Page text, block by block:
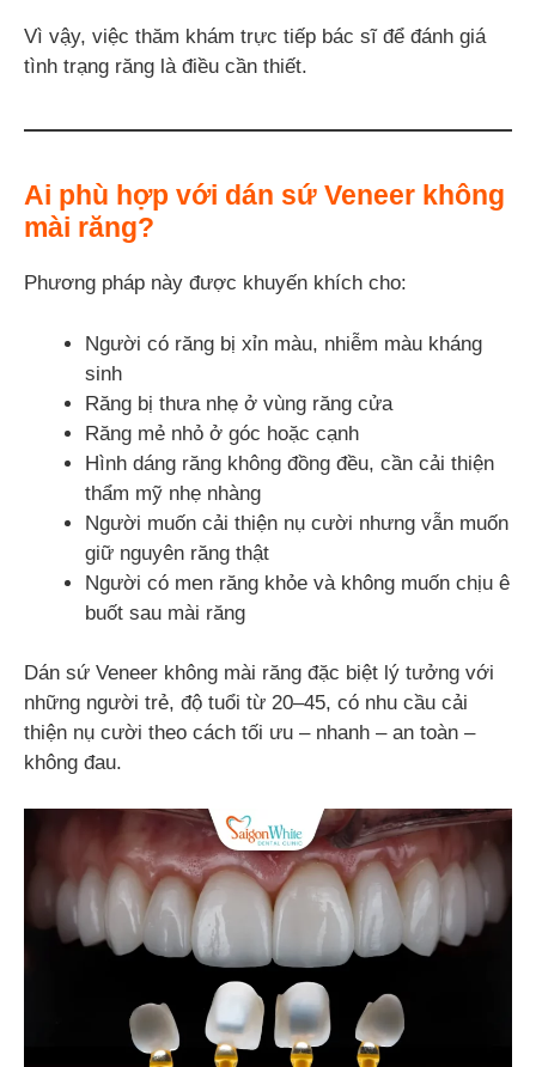
Vì vậy, việc thăm khám trực tiếp bác sĩ để đánh giá
tình trạng răng là điều cần thiết.
Ai phù hợp với dán sứ Veneer không
mài răng?
Phương pháp này được khuyến khích cho:
Người có răng bị xỉn màu, nhiễm màu kháng
sinh
Răng bị thưa nhẹ ở vùng răng cửa
Răng mẻ nhỏ ở góc hoặc cạnh
Hình dáng răng không đồng đều, cần cải thiện
thẩm mỹ nhẹ nhàng
Người muốn cải thiện nụ cười nhưng vẫn muốn
giữ nguyên răng thật
Người có men răng khỏe và không muốn chịu ê
buốt sau mài răng
Dán sứ Veneer không mài răng đặc biệt lý tưởng với
những người trẻ, độ tuổi từ 20–45, có nhu cầu cải
thiện nụ cười theo cách tối ưu – nhanh – an toàn –
không đau.